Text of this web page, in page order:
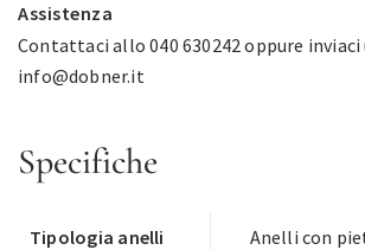
Assistenza
Contattaci allo 040 630242 oppure inviaci
info@dobner.it
Specifiche
Tipologia anelli Anelli con